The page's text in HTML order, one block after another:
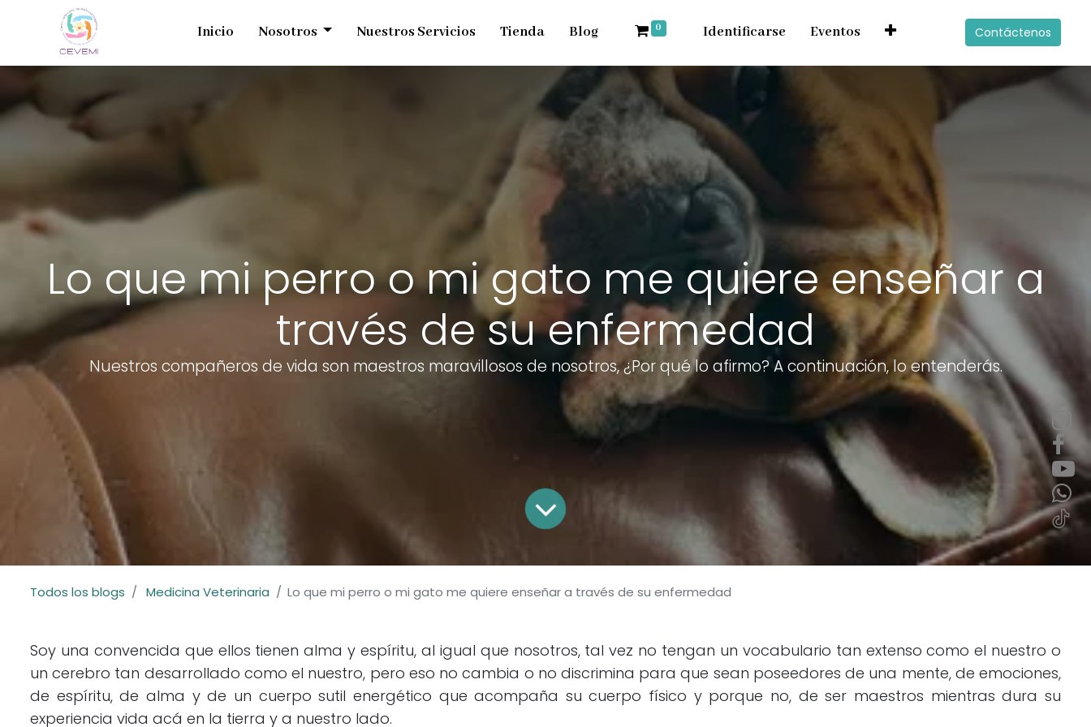
Inicio Nosotros Nuestros Servicios Tienda Blog 0 Identificarse Eventos Contáctenos
Lo que mi perro o mi gato me quiere enseñar a
través de su enfermedad
Nuestros compañeros de vida son maestros maravillosos de nosotros, ¿Por qué lo afirmo? A continuación, lo entenderás.
Todos los blogs Medicina Veterinaria Lo que mi perro o mi gato me quiere enseñar a través de su enfermedad
Soy una convencida que ellos tienen alma y espíritu, al igual que nosotros, tal vez no tengan un vocabulario tan extenso como el nuestro o
un cerebro tan desarrollado como el nuestro, pero eso no cambia o no discrimina para que sean poseedores de una mente, de emociones,
de espíritu, de alma y de un cuerpo sutil energético que acompaña su cuerpo físico y porque no, de ser maestros mientras dura su
experiencia vida acá en la tierra y a nuestro lado.